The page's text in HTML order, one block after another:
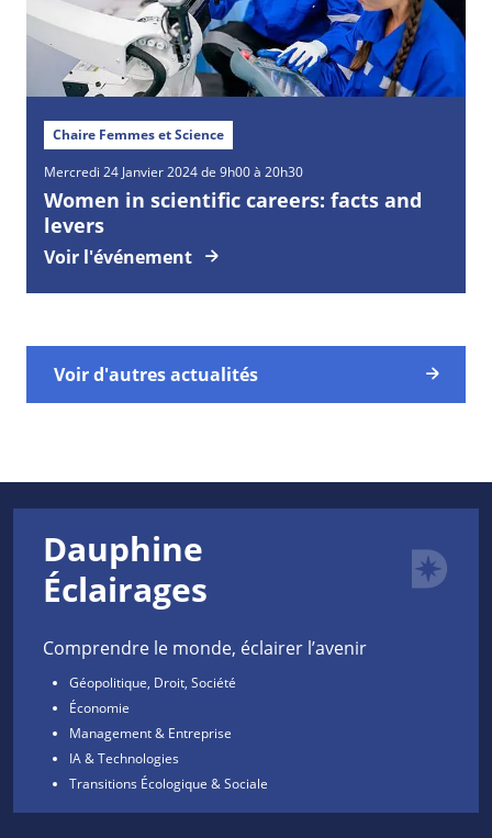
Chaire Femmes et Science
Mercredi 24 Janvier 2024 de 9h00 à 20h30
Women in scientific careers: facts and
levers
Voir l'événement
Voir d'autres actualités
Dauphine
Éclairages
Comprendre le monde, éclairer l’avenir
Géopolitique, Droit, Société
Économie
Management & Entreprise
IA & Technologies
Transitions Écologique & Sociale